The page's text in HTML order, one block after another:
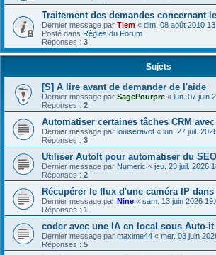
Traitement des demandes concernant
Dernier message par Tlem « dim. 08 août 2010
Posté dans Règles du Forum
Réponses : 3
Sujets
[S] A lire avant de demander de l'aide
Dernier message par SagePourpre « lun. 07 juin
Réponses : 2
Automatiser certaines tâches CRM
Dernier message par louiseravot « lun. 27 juil.
Réponses : 3
Utiliser AutoIt pour automatiser du
Dernier message par Numeric « jeu. 23 juil. 2026
Réponses : 2
Récupérer le flux d'une caméra IP
Dernier message par Nine « sam. 13 juin 2026
Réponses : 1
coder avec une IA en local sous Auto-it
Dernier message par maxime44 « mer. 03 juin
Réponses : 5